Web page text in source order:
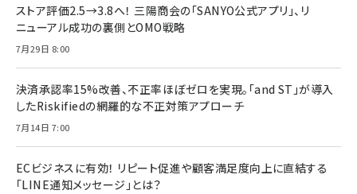
ストア評価2.5→3.8へ！ 三陽商会の「SANYO公式アプリ」、リ
ニューアル成功の裏側とOMO戦略
7月29日 8:00
決済承認率15%改善、不正率ほぼゼロを実現。「and ST」が導入
したRiskifiedの網羅的な不正対策アプローチ
7月14日 7:00
ECビジネスに有効！ リピート促進や顧客満足度向上に直結する
「LINE通知メッセージ」とは？